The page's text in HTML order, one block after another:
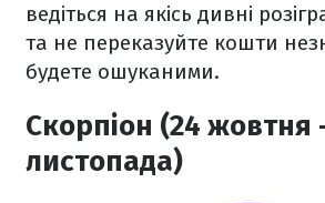
ведіться на якісь дивні
та не переказуйте кошти
будете ошуканими.
Скорпіон (24 жовтня
листопада)